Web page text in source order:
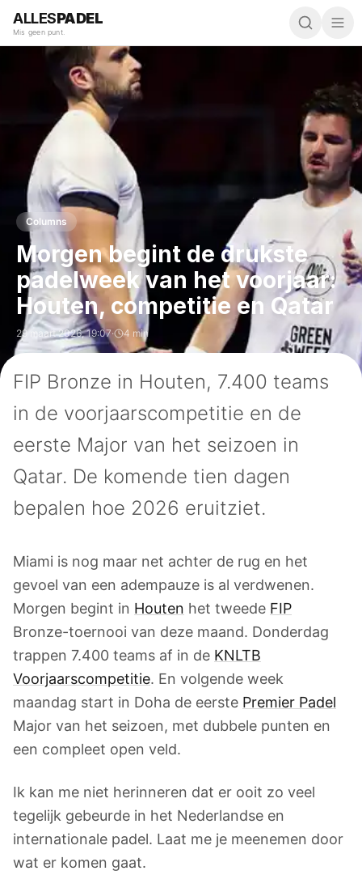
ALLESPADEL
Mis geen punt.
Columns
Morgen begint de drukste
padelweek van het voorjaar:
Houten, competitie en Qatar
29 maart 2026,19:07· 4 min
FIP Bronze in Houten, 7.400 teams
in de voorjaarscompetitie en de
eerste Major van het seizoen in
Qatar. De komende tien dagen
bepalen hoe 2026 eruitziet.
Miami is nog maar net achter de rug en het
gevoel van een adempauze is al verdwenen.
Morgen begint in Houten het tweede FIP
Bronze-toernooi van deze maand. Donderdag
trappen 7.400 teams af in de KNLTB
Voorjaarscompetitie. En volgende week
maandag start in Doha de eerste Premier Padel
Major van het seizoen, met dubbele punten en
een compleet open veld.
Ik kan me niet herinneren dat er ooit zo veel
tegelijk gebeurde in het Nederlandse en
internationale padel. Laat me je meenemen door
wat er komen gaat.